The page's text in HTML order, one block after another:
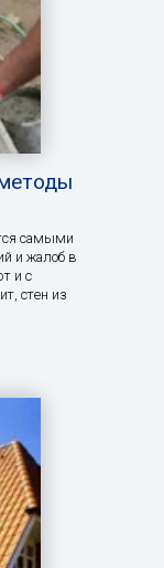
самыми
и жалоб в
и с
стен из